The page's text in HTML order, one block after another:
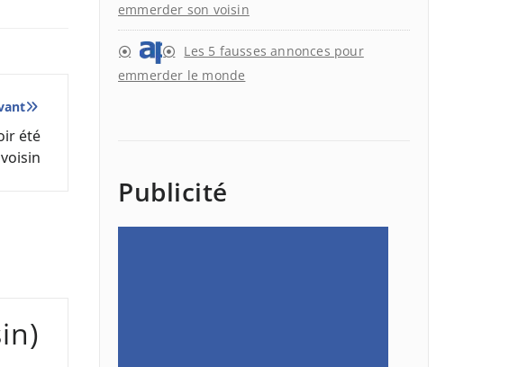
été
emmerder son voisin
Les 5 fausses annonces pour
emmerder le monde
Publicité